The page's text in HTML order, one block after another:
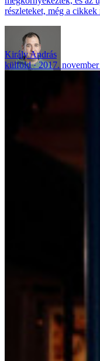
részleteket, még a cikkek
Király András
külföld
2017.